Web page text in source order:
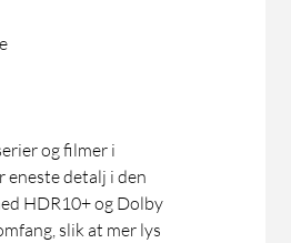
og filmer i
eneste detalj i den
HDR10+ og Dolby
slik at mer lys